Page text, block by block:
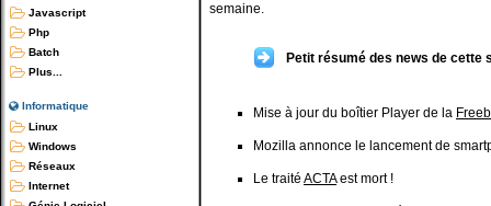
Javascript
Php
Batch
Plus...
Informatique
Linux
Windows
Réseaux
Internet
semaine.
Petit résumé des news de cette
Mise à jour du boîtier Player de la
Mozilla annonce le lancement de
Le traité ACTAest mort !